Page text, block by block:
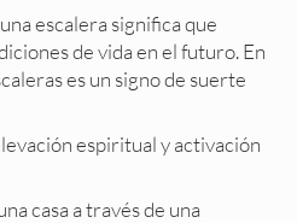
escalera significa que
de vida en el futuro. En
es un signo de suerte
espiritual y activación
casa a través de una